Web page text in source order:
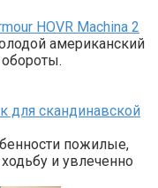
HOVR Machina 2
американский
для скандинавской
пожилые,
и увлеченно